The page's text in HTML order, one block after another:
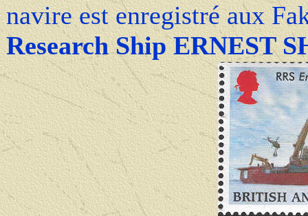
navire est enregistré aux
Research Ship ERNEST